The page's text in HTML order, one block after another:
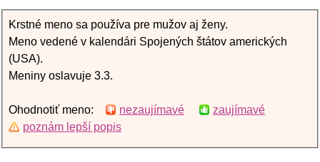
Krstné meno sa používa pre mužov aj ženy.
Meno vedené v kalendári Spojených štátov amerických
(USA).
Meniny oslavuje 3.3.
Ohodnotiť meno: nezaujímavé
zaujímavé
poznám lepší popis